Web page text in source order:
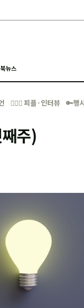
뉴스
🙋🏻‍♂️ 피플·인터뷰 🔑행
주)